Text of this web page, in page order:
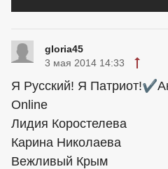
gloria45
3 мая 2014 14:33
Я Русский! Я
Online
Лидия Коростелева
Карина Николаева
Вежливый Крым